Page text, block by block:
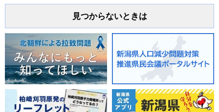
見つからないときは